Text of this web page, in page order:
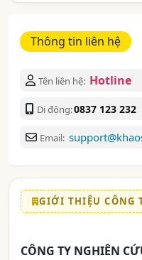
Thông tin liên hệ
Tên liên hệ: Hotline
Di động:0837 123 232
Email:
GIỚI THIỆU CÔNG
CÔNG TY NGHIÊN